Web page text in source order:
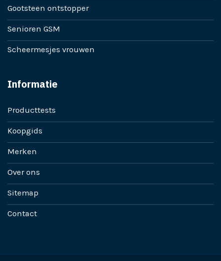
Gootsteen ontstopper
Senioren GSM
Scheermesjes vrouwen
Informatie
Producttests
Koopgids
Merken
Over ons
Sitemap
Contact